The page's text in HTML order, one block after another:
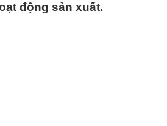
động sản xuất.